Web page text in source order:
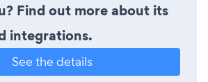
Find out more about its
integrations.
See the details